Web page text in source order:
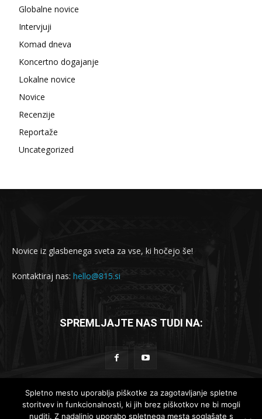
Globalne novice
Intervjuji
Komad dneva
Koncertno dogajanje
Lokalne novice
Novice
Recenzije
Reportaže
Uncategorized
Novice iz glasbenega sveta za vse, ki hočejo še!
Kontaktiraj nas: hello@815.si
SPREMLJAJTE NAS TUDI NA:
© 2019-2025 - 815.si
Spletno mesto uporablja piškotke za zagotavljanje spletne
storitvev in funkcionalnosti, ki jih brez piškotkov ne bi mogli
nuditi. Z nadaljnjo uporabo spletnega mesta soglašate s